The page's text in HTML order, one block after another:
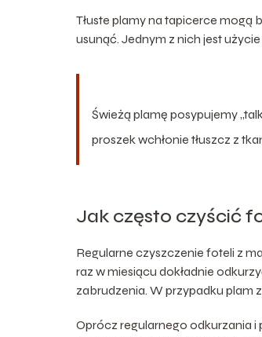
Tłuste plamy na tapicerce mogą
usunąć. Jednym z nich jest
Świeżą plamę posypujemy
proszek wchłonie tłuszcz z
Jak często czyścić
Regularne czyszczenie foteli z
raz w miesiącu dokładnie
zabrudzenia. W przypadku plam
Oprócz regularnego odkurzania i